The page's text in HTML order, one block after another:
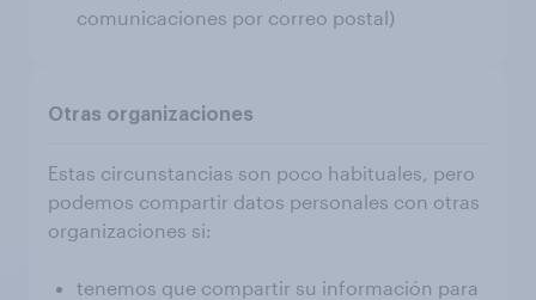
comunicaciones por correo postal)
Otras organizaciones
Estas circunstancias son poco habituales, pero
podemos compartir datos personales con otras
organizaciones si:
tenemos que compartir su información para